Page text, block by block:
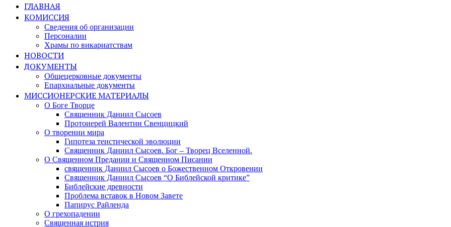
ГЛАВНАЯ
КОМИССИЯ
Сведения об организации
Персоналии
Храмы по викариатствам
НОВОСТИ
ДОКУМЕНТЫ
Общецерковные документы
Епархиальные документы
МИССИОНЕРСКИЕ МАТЕРИАЛЫ
О Боге Творце
Священник Даниил Сысоев
Протоиерей Валентин Свенцицкий
О творении мира
Гипотеза теистической эволюции
Священник Даниил Сысоев. Бог – Творец Вселенной.
О Священном Предании и Священном Писании
священник Даниил Сысоев о Божественном Откровении
Священник Даниил Сысоев “О Библейской критике”
Библейские древности
Проблема вставок в Новом Завете
Папирус Райленда
О грехопадении
Священная истрия